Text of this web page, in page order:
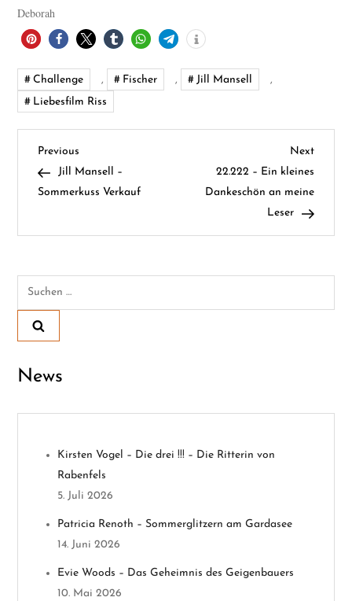
Deborah
Challenge , Fischer , Jill Mansell
,
Liebesfilm Riss
B
e
r
a
g
g
Previous
Post
Previous
Jill Mansell –
Sommerkuss Verkauf
Next
Post
Next
22.222 – Ein kleines
Dankeschön an meine
Leser
Suchen
News
Kirsten Vogel – Die drei !!! – Die Ritterin von
Rabenfels
5. Juli 2026
Patricia Renoth – Sommerglitzern am Gardasee
14. Juni 2026
Evie Woods – Das Geheimnis des Geigenbauers
10. Mai 2026